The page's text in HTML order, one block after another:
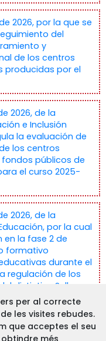
de 2026, por la que se
del
y
de los centros
producidas por el
2026, de la
e Inclusión
la evaluación de
los centros
públicos de
el curso 2025-
2026, de la
por la cual
la fase 2 de
formativo
durante el
regulación de los
distintivo Sello
de 30 de
per al correcte
les visites rebudes.
que acceptes el seu
més